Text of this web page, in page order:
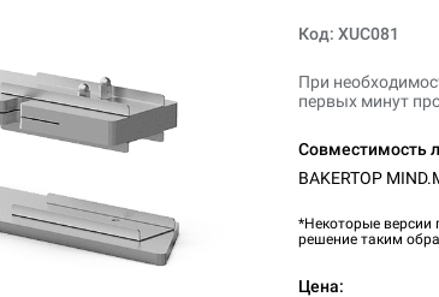
Код: XUC081
При
первых минут
Совместимость
BAKERTOP
*Некоторые версии
решение таким
Цена: